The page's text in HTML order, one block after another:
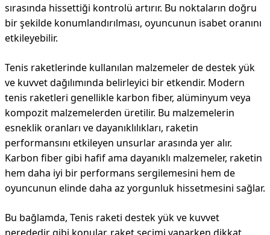
sırasında hissettiği kontrolü artırır. Bu noktaların doğru
bir şekilde konumlandırılması, oyuncunun isabet oranını
etkileyebilir.
Tenis raketlerinde kullanılan malzemeler de destek yük
ve kuvvet dağılımında belirleyici bir etkendir. Modern
tenis raketleri genellikle karbon fiber, alüminyum veya
kompozit malzemelerden üretilir. Bu malzemelerin
esneklik oranları ve dayanıklılıkları, raketin
performansını etkileyen unsurlar arasında yer alır.
Karbon fiber gibi hafif ama dayanıklı malzemeler, raketin
hem daha iyi bir performans sergilemesini hem de
oyuncunun elinde daha az yorgunluk hissetmesini sağlar.
Bu bağlamda, Tenis raketi destek yük ve kuvvet